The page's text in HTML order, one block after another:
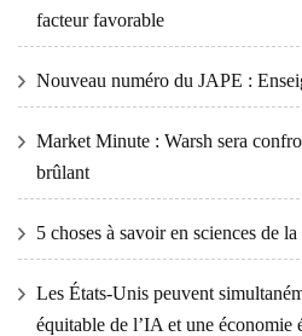
facteur favorable
Nouveau numéro du JAPE :
Market Minute : Warsh sera
brûlant
5 choses à savoir en sciences de
Les États-Unis peuvent
équitable de l’IA et une économie